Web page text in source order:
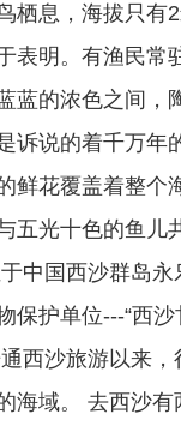
栖息，海拔只有
表明。有渔民常
蓝的浓色之间，
诉说的着千万年
鲜花覆盖着整个
五光十色的鱼儿
中国西沙群岛
保护单位---“西
西沙旅游以来
海域。 去西沙